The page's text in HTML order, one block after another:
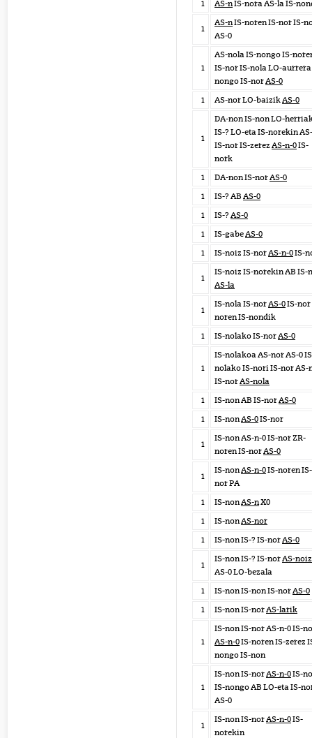
1 AS-nIS-nora AS-la IS-
1
AS-nIS-noren IS-nor IS-
AS-0
1
AS-nola IS-nongo IS-
IS-nor IS-nola LO-aurrera
nongo IS-norAS-0
1
AS-nor LO-baizikAS-0
1
DA-non IS-non LO-
IS-? LO-eta IS-norekin
IS-nor IS-zerez AS-n-0IS-
nork
1
DA-non IS-norAS-0
1
IS-? AB AS-0
1
IS-? AS-0
1
IS-gabeAS-0
1
IS-noiz IS-norAS-n-0IS-
1
IS-noiz IS-norekin AB IS-
AS-la
1
IS-nola IS-norAS-0IS-nor
noren IS-nondik
1
IS-nolako IS-norAS-0
1
IS-nolakoa AS-nor AS-0
nolako IS-nori IS-nor AS-
IS-norAS-nola
1
IS-non AB IS-norAS-0
1
IS-nonAS-0IS-nor
1
IS-non AS-n-0 IS-nor ZR-
noren IS-norAS-0
1
IS-nonAS-n-0IS-noren IS-
nor PA
1
IS-nonAS-nX0
1
IS-nonAS-nor
1
IS-non IS-? IS-norAS-0
1
IS-non IS-? IS-norAS-noiz
AS-0 LO-bezala
1
IS-non IS-non IS-norAS-0
1
IS-non IS-norAS-larik
1
IS-non IS-nor AS-n-0 IS-
AS-n-0IS-noren IS-zerez
nongo IS-non
1
IS-non IS-norAS-n-0IS-
IS-nongo AB LO-eta IS-
AS-0
1
IS-non IS-norAS-n-0IS-
norekin